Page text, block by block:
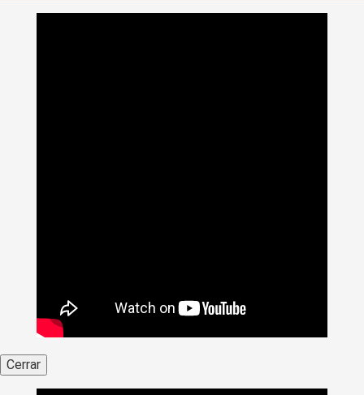
Noticias>Actualidad>Jornada de vacunación contra la
Cerrar